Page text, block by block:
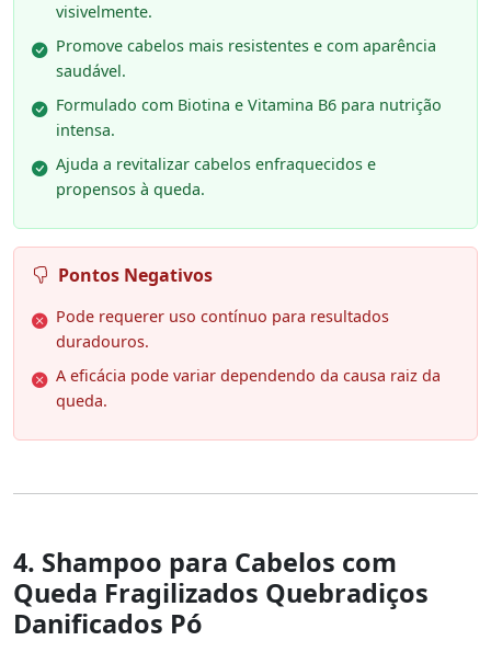
visivelmente.
Promove cabelos mais resistentes e com aparência
saudável.
Formulado com Biotina e Vitamina B6 para nutrição
intensa.
Ajuda a revitalizar cabelos enfraquecidos e
propensos à queda.
Pontos Negativos
Pode requerer uso contínuo para resultados
duradouros.
A eficácia pode variar dependendo da causa raiz da
queda.
4. Shampoo para Cabelos com
Queda Fragilizados Quebradiços
Danificados Pó